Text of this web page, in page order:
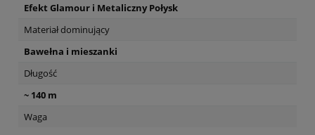
Efekt Glamour i Metaliczny Połysk
Materiał dominujący
Bawełna i mieszanki
Długość
~ 140 m
Waga